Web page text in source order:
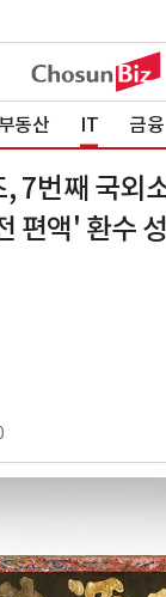
동산 IT 금융
7번째 국외
편액' 환수